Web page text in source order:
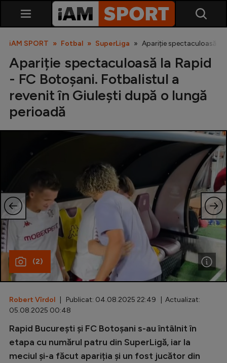
SuperLiga
Cupa României
Echipa Națională
U21
Fotbal feminin
Special
Diverse
Inedit
Clasamente
Champions League
iAM SPORT Fotbal SuperLiga Apariție spectaculoasă la
Apariție spectaculoasă la Rapid
- FC Botoșani. Fotbalistul a
revenit în Giulești după o lungă
perioadă
(2)
Robert Vîrdol | Publicat: 04.08.2025 22:49 | Actualizat:
05.08.2025 00:48
Rapid București și FC Botoșani s-au întâlnit în
etapa cu numărul patru din SuperLigă, iar la
meciul și-a făcut apariția și un fost jucător din